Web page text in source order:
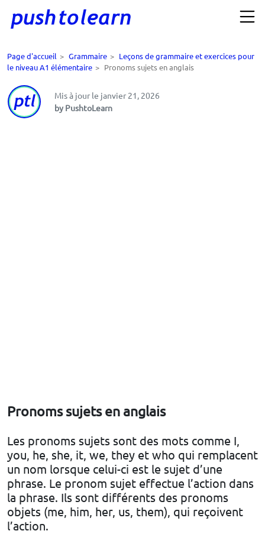
Page d'accueil > Grammaire > Leçons de grammaire et exercices pour
le niveau A1 élémentaire > Pronoms sujets en anglais
Mis à jour le janvier 21, 2026
by PushtoLearn
Pronoms sujets en anglais
Les pronoms sujets sont des mots comme I,
you, he, she, it, we, they et who qui remplacent
un nom lorsque celui-ci est le sujet d’une
phrase. Le pronom sujet effectue l’action dans
la phrase. Ils sont différents des pronoms
objets (me, him, her, us, them), qui reçoivent
l’action.